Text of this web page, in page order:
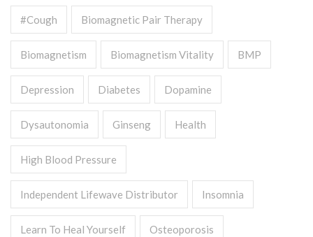
#cough Biomagnetic Pair Therapy
Biomagnetism Biomagnetism Vitality BMP
Depression Diabetes Dopamine
Dysautonomia Ginseng Health
High Blood Pressure
Independent Lifewave Distributor Insomnia
Learn To Heal Yourself Osteoporosis